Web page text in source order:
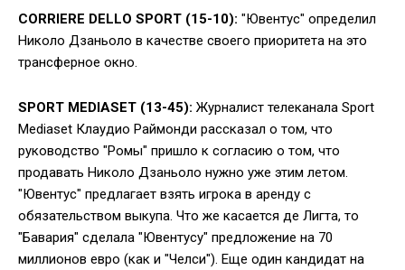
CORRIERE DELLO SPORT (15-10): "Ювентус" определил
Николо Дзаньоло в качестве своего приоритета на это
трансферное окно.
SPORT MEDIASET (13-45): Журналист телеканала Sport
Mediaset Клаудио Раймонди рассказал о том, что
руководство "Ромы" пришло к согласию о том, что
продавать Николо Дзаньоло нужно уже этим летом.
"Ювентус" предлагает взять игрока в аренду с
обязательством выкупа. Что же касается де Лигта, то
"Бавария" сделала "Ювентусу" предложение на 70
миллионов евро (как и "Челси"). Еще один кандидат на